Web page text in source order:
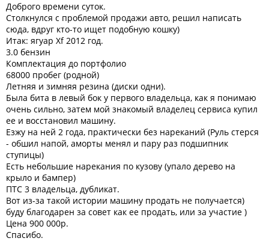
Доброго времени суток.
Столкнулся с проблемой продажи авто, решил написать
сюда, вдруг кто-то ищет подобную кошку)
Итак: ягуар Xf 2012 год.
3.0 бензин
Комплектация до портфолио
68000 пробег (родной)
Летняя и зимняя резина (диски одни).
Была бита в левый бок у первого владельца, как я понимаю
очень сильно, затем мой знакомый владелец сервиса купил
ее и восстановил машину.
Езжу на ней 2 года, практически без нареканий (Руль стерся
- обшил напой, аморты менял и пару раз подшипник
ступицы)
Есть небольшие нарекания по кузову (упало дерево на
крыло и бампер)
ПТС 3 владельца, дубликат.
Вот из-за такой истории машину продать не получается)
буду благодарен за совет как ее продать, или за участие )
Цена 900 000р.
Спасибо.